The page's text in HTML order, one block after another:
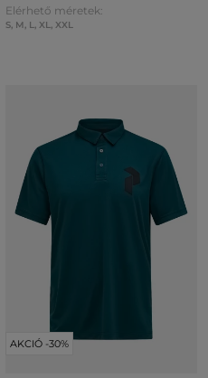
Elérhető méretek:
S, M, L, XL, XXL
AKCIÓ -30%